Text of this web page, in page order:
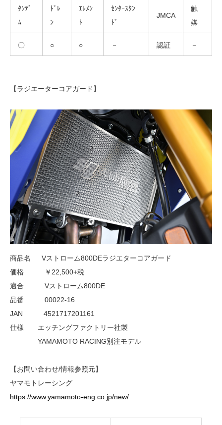
ﾀﾝﾃﾞ
ﾑ
ﾄﾞﾚ
ﾝ
ｴﾚﾒﾝ
ﾄ
ｾﾝﾀｰｽﾀﾝ
ﾄﾞ
JMCA
触
媒
〇 ○ ○ － 認証 －
【ラジエーターコアガード】
商品名 Vストローム800DEラジエターコアガード
価格 ￥22,500+税
適合 Vストローム800DE
品番 00022-16
JAN 4521717201161
仕様 エッチングファクトリー社製
YAMAMOTO RACING別注モデル
【お問い合わせ/情報参照元】
ヤマモトレーシング
https://www.yamamoto-eng.co.jp/new/